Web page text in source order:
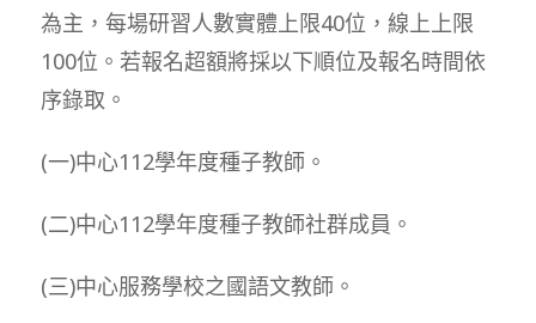
為主，每場研習人數實體上限40位，線上上限
100位。若報名超額將採以下順位及報名時間依
序錄取。
(一)中心112學年度種子教師。
(二)中心112學年度種子教師社群成員。
(三)中心服務學校之國語文教師。